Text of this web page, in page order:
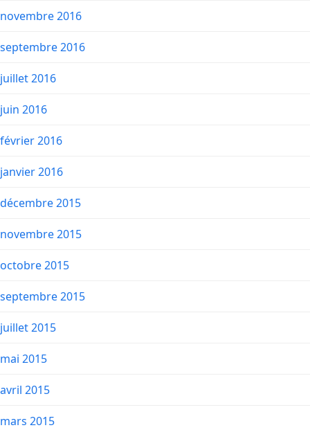
novembre 2016
septembre 2016
juillet 2016
juin 2016
février 2016
janvier 2016
décembre 2015
novembre 2015
octobre 2015
septembre 2015
juillet 2015
mai 2015
avril 2015
mars 2015